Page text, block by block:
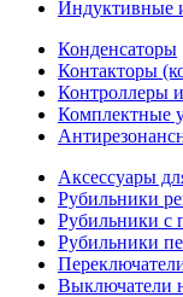
Индуктивные
Конденсаторы
Контакторы
Контроллеры
Комплектные
Аксессуары
Рубильники
Рубильники с
Рубильники
Выключатели